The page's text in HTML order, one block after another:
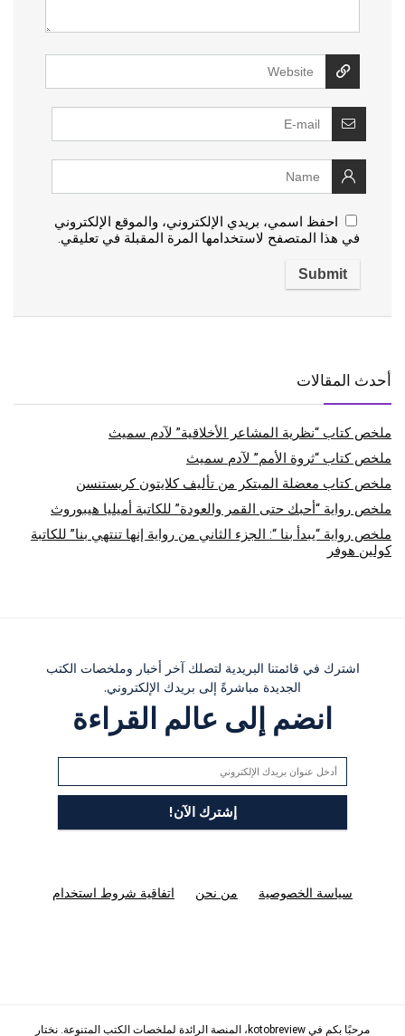
احفظ اسمي، بريدي الإلكتروني، والموقع الإلكتروني
في هذا المتصفح لاستخدامها المرة المقبلة في تعليقي.
أحدث المقالات
ملخص كتاب “نظرية المشاعر الأخلاقية” لآدم سميث
ملخص كتاب “ثروة الأمم” لآدم سميث
ملخص كتاب معضلة المبتكر من تأليف كلايتون كريستنسن
ملخص رواية “أحبك حتى القمر والعودة” للكاتبة أميليا هيبوروث
ملخص رواية “يبدأ بنا “: الجزء الثاني من رواية إنها تنتهي بنا” للكاتبة
كولين هوفر
اشترك في قائمتنا البريدية لتصلك آخر أخبار وملخصات الكتب
الجديدة مباشرةً إلى بريدك الإلكتروني.
انضم إلى عالم القراءة
سياسة الخصوصية من نحن اتفاقية شروط استخدام
مرحبًا بكم في kotobreview، المنصة الرائدة لملخصات الكتب المتنوعة. نختار